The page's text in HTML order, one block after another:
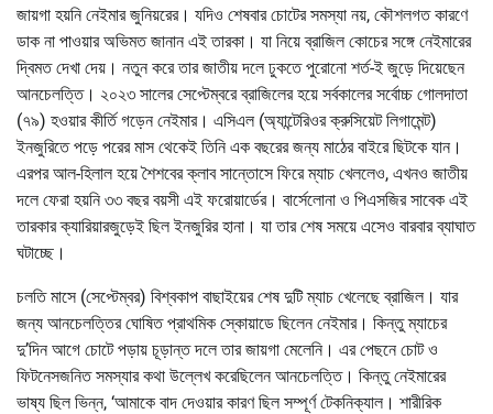
জায়গা হয়নি নেইমার জুনিয়রের। যদিও শেষবার চোটের সমস্যা নয়, কৌশলগত কারণে
ডাক না পাওয়ার অভিমত জানান এই তারকা। যা নিয়ে ব্রাজিল কোচের সঙ্গে নেইমারের
দ্বিমত দেখা দেয়। নতুন করে তার জাতীয় দলে ঢুকতে পুরোনো শর্ত-ই জুড়ে দিয়েছেন
আনচেলত্তি। ২০২৩ সালের সেপ্টেম্বরে ব্রাজিলের হয়ে সর্বকালের সর্বোচ্চ গোলদাতা
(৭৯) হওয়ার কীর্তি গড়েন নেইমার। এসিএল (অ্যান্টেরিওর ক্রুসিয়েট লিগামেন্ট)
ইনজুরিতে পড়ে পরের মাস থেকেই তিনি এক বছরের জন্য মাঠের বাইরে ছিটকে যান।
এরপর আল-হিলাল হয়ে শৈশবের ক্লাব সান্তোসে ফিরে ম্যাচ খেললেও, এখনও জাতীয়
দলে ফেরা হয়নি ৩৩ বছর বয়সী এই ফরোয়ার্ডের। বার্সেলোনা ও পিএসজির সাবেক এই
তারকার ক্যারিয়ারজুড়েই ছিল ইনজুরির হানা। যা তার শেষ সময়ে এসেও বারবার ব্যাঘাত
ঘটাচ্ছে।
চলতি মাসে (সেপ্টেম্বর) বিশ্বকাপ বাছাইয়ের শেষ দুটি ম্যাচ খেলেছে ব্রাজিল। যার
জন্য আনচেলত্তির ঘোষিত প্রাথমিক স্কোয়াডে ছিলেন নেইমার। কিন্তু ম্যাচের
দু’দিন আগে চোটে পড়ায় চূড়ান্ত দলে তার জায়গা মেলেনি। এর পেছনে চোট ও
ফিটনেসজনিত সমস্যার কথা উল্লেখ করেছিলেন আনচেলত্তি। কিন্তু নেইমারের
ভাষ্য ছিল ভিন্ন, ‘আমাকে বাদ দেওয়ার কারণ ছিল সম্পূর্ণ টেকনিক্যাল। শারীরিক